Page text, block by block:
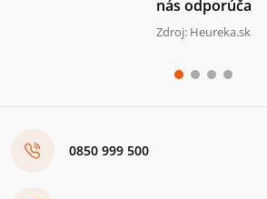
nás odporúča
Zdroj: Heureka.sk
0850 999 500